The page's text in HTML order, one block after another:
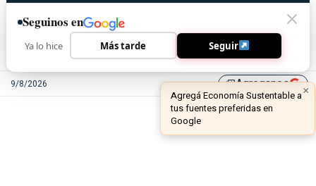
9/8/2026 library_addAgreganos
Seguinos en
Ya lo hice Más tarde Seguir